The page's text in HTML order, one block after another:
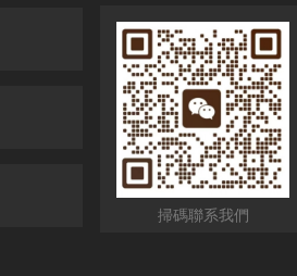
掃碼聯系我們